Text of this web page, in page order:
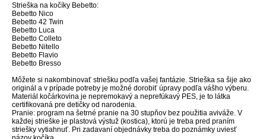
Strieška na kočíky Bebetto:
Bebetto Nico
Bebetto 42 Twin
Bebetto Luca
Bebetto Colleto
Bebetto Nitello
Bebetto Flavio
Bebetto Bresso
Môžete si nakombinovať striešku podľa vašej fantázie. Strieška sa šije ako
originál a v prípade potreby je možné dorobiť úpravy podľa vášho výberu.
Materiál kočárkovina je nepremokavý a neprefúkavý PES, je to látka
certifikovaná pre detičky od narodenia.
Pranie: program na šetrné pranie na 30 stupňov bez použitia aviváže. V
každej strieške je plastová výstuž (kostica), ktorú je treba pred praním
striešky vytiahnuť. Pri zadavaní objednávky treba do poznámky uviesť